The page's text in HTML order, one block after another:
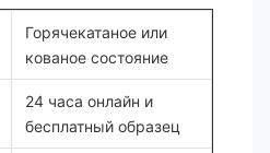
Горячекатаное или
кованое состояние
24 часа онлайн и
бесплатный образец